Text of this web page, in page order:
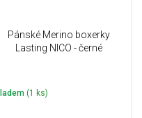
Pánské Merino boxerky
Lasting NICO - černé
(1 ks)